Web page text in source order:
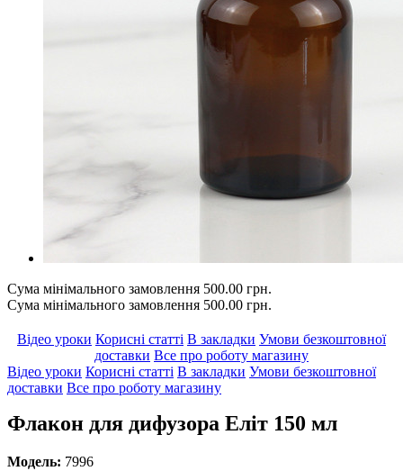
Сума мінімального замовлення 500.00 грн.
Сума мінімального замовлення 500.00 грн.
Відео уроки Корисні статті В закладки Умови безкоштовної
доставки Все про роботу магазину
Відео уроки Корисні статті В закладки Умови безкоштовної
доставки Все про роботу магазину
Флакон для дифузора Еліт 150 мл
Модель: 7996